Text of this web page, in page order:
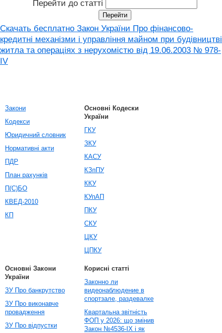
Перейти до статті
Скачать бесплатно Закон України Про фінансово-
кредитні механізми і управління майном при будівництві
житла та операціях з нерухомістю від 19.06.2003 № 978-
IV
Закони
Кодекси
Юридичний словник
Нормативні акти
ПДР
План рахунків
П(С)БО
КВЕД-2010
КП
Основні Кодески
України
ГКУ
ЗКУ
КАСУ
КЗпПУ
ККУ
КУпАП
ПКУ
СКУ
ЦКУ
ЦПКУ
Основні Закони
України
ЗУ Про банкрутство
ЗУ Про виконавче
провадження
ЗУ Про відпустки
Корисні статті
Законно ли
видеонаблюдение в
спортзале, раздевалке
Квартальна звітність
ФОП у 2026: що змінив
Закон №4536-IX і як